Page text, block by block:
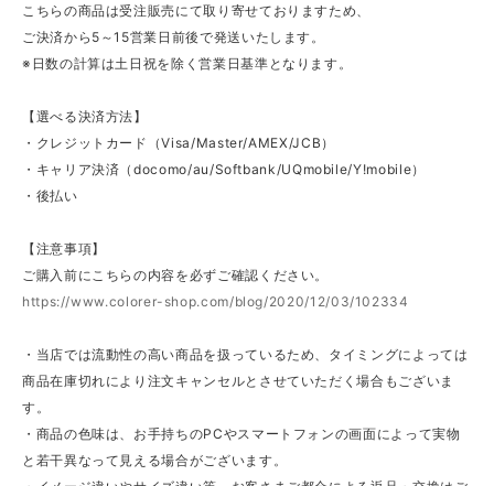
こちらの商品は受注販売にて取り寄せておりますため、
ご決済から5～15営業日前後で発送いたします。
※日数の計算は土日祝を除く営業日基準となります。
【選べる決済方法】
・クレジットカード（Visa/Master/AMEX/JCB）
・キャリア決済（docomo/au/Softbank/UQmobile/Y!mobile）
・後払い
【注意事項】
ご購入前にこちらの内容を必ずご確認ください。
https://www.colorer-shop.com/blog/2020/12/03/102334
・当店では流動性の高い商品を扱っているため、タイミングによっては
商品在庫切れにより注文キャンセルとさせていただく場合もございま
す。
・商品の色味は、お手持ちのPCやスマートフォンの画面によって実物
と若干異なって見える場合がございます。